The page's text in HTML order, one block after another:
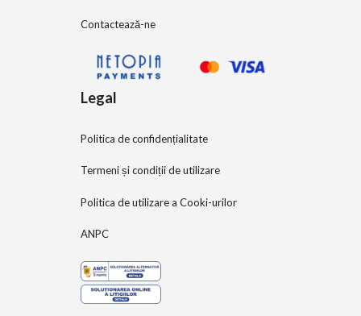
Contactează-ne
Legal
Politica de confidențialitate
Termeni și condiții de utilizare
Politica de utilizare a Cooki-urilor
ANPC